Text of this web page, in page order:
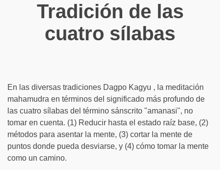
Tradición de las
cuatro sílabas
En las diversas tradiciones Dagpo Kagyu , la meditación
mahamudra en términos del significado más profundo de
las cuatro sílabas del término sánscrito "amanasi", no
tomar en cuenta. (1) Reducir hasta el estado raíz base, (2)
métodos para asentar la mente, (3) cortar la mente de
puntos donde pueda desviarse, y (4) cómo tomar la mente
como un camino.